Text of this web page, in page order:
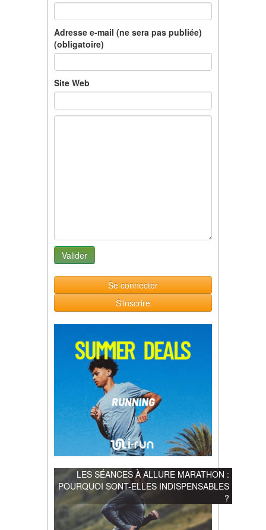
Adresse e-mail (ne sera pas publiée)
(obligatoire)
Site Web
Se connecter
S'inscrire
LES SÉANCES À ALLURE MARATHON :
POURQUOI SONT-ELLES INDISPENSABLES
?